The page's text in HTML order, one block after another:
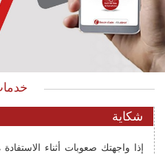
شكاية
إذا واجهتك صعوبات أثناء